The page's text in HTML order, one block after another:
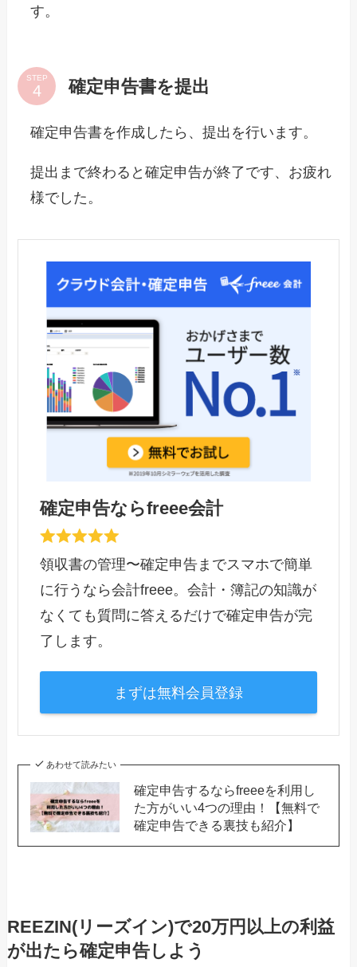
す。
STEP 確定申告書を提出
確定申告書を作成したら、提出を行います。
提出まで終わると確定申告が終了です、お疲れ
様でした。
確定申告ならfreee会計
領収書の管理〜確定申告までスマホで簡単
に行うなら会計freee。会計・簿記の知識が
なくても質問に答えるだけで確定申告が完
了します。
まずは無料会員登録
あわせて読みたい
確定申告するならfreeeを利用し
た方がいい4つの理由！【無料で
確定申告できる裏技も紹介】
REEZIN(リーズイン)で20万円以上の利益
が出たら確定申告しよう